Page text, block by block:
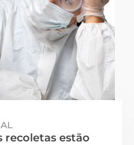
recoletas estão